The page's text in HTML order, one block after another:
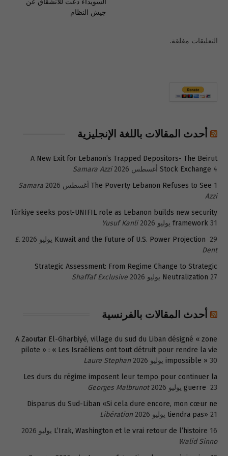
جيش النظام
التعليقات مغلقة.
أحدث المقالات باللغة الإنجليزية
A New Exit for Lebanon’s Trapped Depositors- The Beirut
Stock Exchange 4 أغسطس 2026
Samara Azzi
The Poverty Lebanon Refuses to See 1 أغسطس 2026
Samara
Azzi
Türkiye seeks post-UNIFIL role as Lebanon builds new security
framework 31 يوليو 2026
Yusuf Kanli
Kuwait and the Future of U.S. Power Projection 29 يوليو 2026
E.
Dent
Strategic Assessment: From Regime Change to Strategic
Neutralization 27 يوليو 2026 Shaffaf Exclusive
أحدث المقالات بالفرنسية
A Zaoutar El-Gharbiyé, village du sud du Liban désigné « zone
pilote » : « Les Israéliens ont tout détruit pour rendre la vie
impossible » 30 يوليو 2026
Laure Stephan
Les durs du régime imposent leur tempo pour continuer la
guerre 23 يوليو 2026
Georges Malbrunot
Disparus du Sud-Liban «Si cela dure encore, mon cœur ne
tiendra pas» 21 يوليو 2026
Libération
L’Irak, Washington et le vrai retour de l’histoire 16 يوليو 2026
Walid Sinno